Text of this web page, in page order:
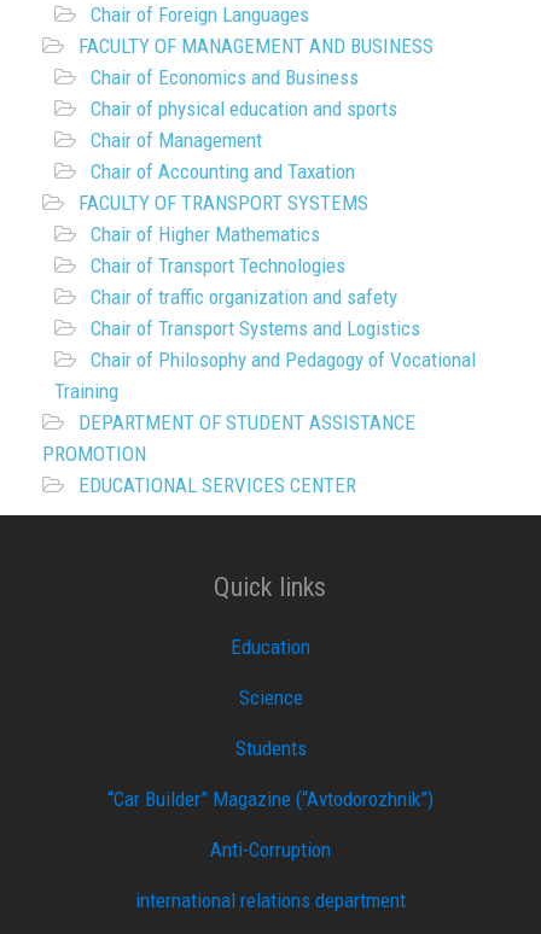
Chair of Foreign Languages
FACULTY OF MANAGEMENT AND BUSINESS
Chair of Economics and Business
Chair of physical education and sports
Chair of Management
Chair of Accounting and Taxation
FACULTY OF TRANSPORT SYSTEMS
Chair of Higher Mathematics
Chair of Transport Technologies
Chair of traffic organization and safety
Chair of Transport Systems and Logistics
Chair of Philosophy and Pedagogy of Vocational
Training
DEPARTMENT OF STUDENT ASSISTANCE
PROMOTION
EDUCATIONAL SERVICES CENTER
Quick links
Education
Science
Students
“Car Builder” Magazine (“Avtodorozhnik”)
Anti-Corruption
international relations department